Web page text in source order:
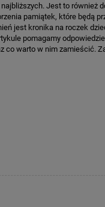
Jest to również
pamiątek, które będą
jest kronika na roczek
pomagamy
co warto w nim zamieścić.